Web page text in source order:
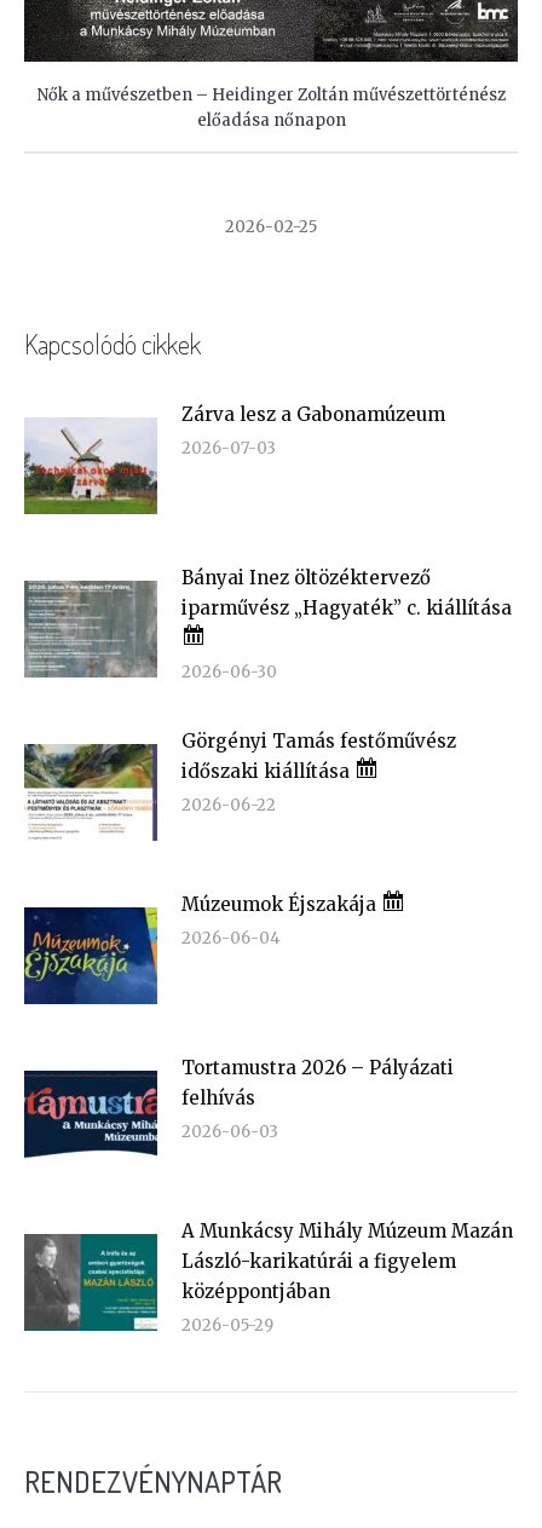
Nők a művészetben – Heidinger Zoltán művészettörténész
előadása nőnapon
2026-02-25
Kapcsolódó cikkek
Zárva lesz a Gabonamúzeum
2026-07-03
Bányai Inez öltözéktervező
iparművész „Hagyaték” c. kiállítása
2026-06-30
Görgényi Tamás festőművész
időszaki kiállítása
2026-06-22
Múzeumok Éjszakája
2026-06-04
Tortamustra 2026 – Pályázati
felhívás
2026-06-03
A Munkácsy Mihály Múzeum Mazán
László-karikatúrái a figyelem
középpontjában
2026-05-29
RENDEZVÉNYNAPTÁR